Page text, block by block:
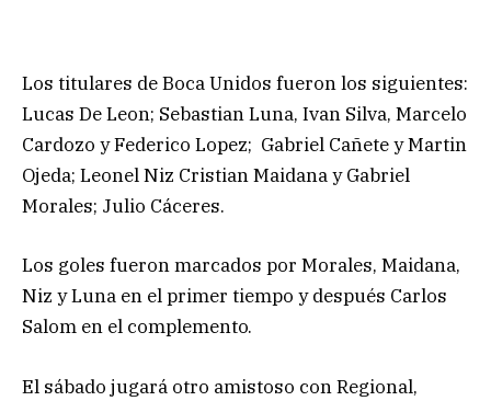
Los titulares de Boca Unidos fueron los siguientes:
Lucas De Leon; Sebastian Luna, Ivan Silva, Marcelo
Cardozo y Federico Lopez; Gabriel Cañete y Martin
Ojeda; Leonel Niz Cristian Maidana y Gabriel
Morales; Julio Cáceres.
Los goles fueron marcados por Morales, Maidana,
Niz y Luna en el primer tiempo y después Carlos
Salom en el complemento.
El sábado jugará otro amistoso con Regional,